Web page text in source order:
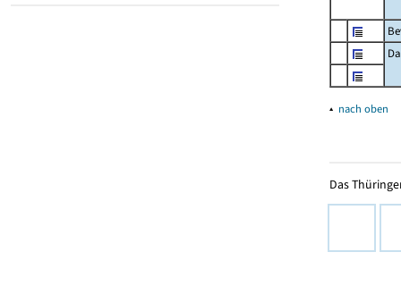
▴ nach oben
Das